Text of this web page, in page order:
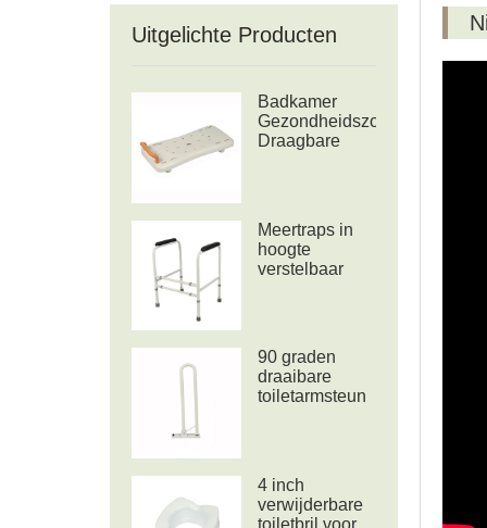
Uitgelichte Producten
Badkamer
Gezondheidszorg
Draagbare
Meertraps in
hoogte
verstelbaar
90 graden
draaibare
toiletarmsteun
4 inch
verwijderbare
toiletbril voor